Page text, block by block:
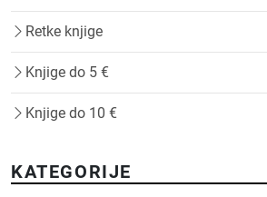
Retke knjige
Knjige do 5 €
Knjige do 10 €
KATEGORIJE